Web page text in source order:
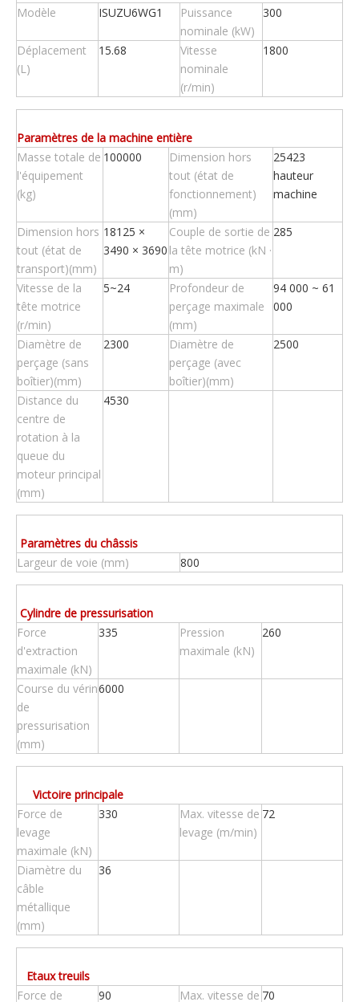
Modèle
ISUZU6WG1
Puissance
nominale (kW)
300
Déplacement
(L)
15.68
Vitesse
nominale
(r/min)
1800
Paramètres de la machine entière
Masse totale de
l'équipement
(kg)
100000
Dimension hors
tout (état de
fonctionnement)
(mm)
25423
hauteur
machine
Dimension hors
tout (état de
transport)(mm)
18125 ×
3490 × 3690
Couple de sortie de
la tête motrice (kN ·
m)
285
Vitesse de la
tête motrice
(r/min)
5~24
Profondeur de
perçage maximale
(mm)
94 000 ~ 61
000
Diamètre de
perçage (sans
boîtier)(mm)
2300
Diamètre de
perçage (avec
boîtier)(mm)
2500
Distance du
centre de
rotation à la
queue du
moteur principal
(mm)
4530
Paramètres du châssis
Largeur de voie (mm)
800
Cylindre de pressurisation
Force
d'extraction
maximale (kN)
335
Pression
maximale (kN)
260
Course du vérin
de
pressurisation
(mm)
6000
Victoire principale
Force de
levage
maximale (kN)
330
Max. vitesse de
levage (m/min)
72
Diamètre du
câble
métallique
(mm)
36
Etaux treuils
Force de
90 Max. vitesse de 70